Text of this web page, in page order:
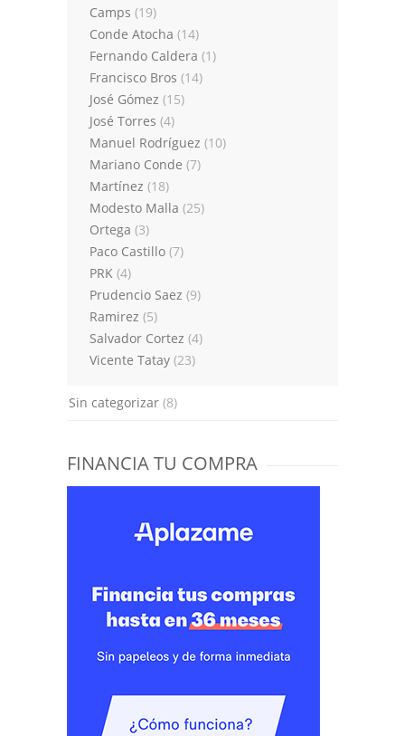
Camps (19)
Conde Atocha (14)
Fernando Caldera (1)
Francisco Bros (14)
José Gómez (15)
José Torres (4)
Manuel Rodríguez (10)
Mariano Conde (7)
Martínez (18)
Modesto Malla (25)
Ortega (3)
Paco Castillo (7)
PRK (4)
Prudencio Saez (9)
Ramirez (5)
Salvador Cortez (4)
Vicente Tatay (23)
Sin categorizar (8)
FINANCIA TU COMPRA